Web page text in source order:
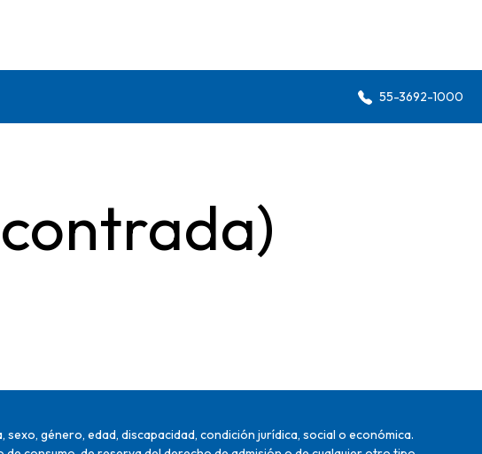
55-3692-1000
género, edad, discapacidad, condición jurídica, social o económica.